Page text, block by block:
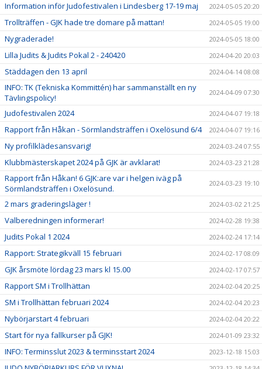
Information inför Judofestivalen i Lindesberg 17-19 maj 2024-05-05 20:20
Trollträffen - GJK hade tre domare på mattan! 2024-05-05 19:00
Nygraderade! 2024-05-05 18:00
Lilla Judits & Judits Pokal 2 - 240420 2024-04-20 20:03
Städdagen den 13 april 2024-04-14 08:08
INFO: TK (Tekniska Kommittén) har sammanställt en ny
Tävlingspolicy!
2024-04-09 07:30
Judofestivalen 2024 2024-04-07 19:18
Rapport från Håkan - Sörmlandsträffen i Oxelösund 6/4 2024-04-07 19:16
Ny profilklädesansvarig! 2024-03-24 07:55
Klubbmästerskapet 2024 på GJK är avklarat! 2024-03-23 21:28
Rapport från Håkan! 6 GJK:are var i helgen iväg på
Sörmlandsträffen i Oxelösund.
2024-03-23 19:10
2 mars graderingsläger ! 2024-03-02 21:25
Valberedningen informerar! 2024-02-28 19:38
Judits Pokal 1 2024 2024-02-24 17:14
Rapport: Strategikväll 15 februari 2024-02-17 08:09
GJK årsmöte lördag 23 mars kl 15.00 2024-02-17 07:57
Rapport SM i Trollhättan 2024-02-04 20:25
SM i Trollhättan februari 2024 2024-02-04 20:23
Nybörjarstart 4 februari 2024-02-04 20:22
Start för nya fallkurser på GJK! 2024-01-09 23:32
INFO: Terminsslut 2023 & terminsstart 2024 2023-12-18 15:03